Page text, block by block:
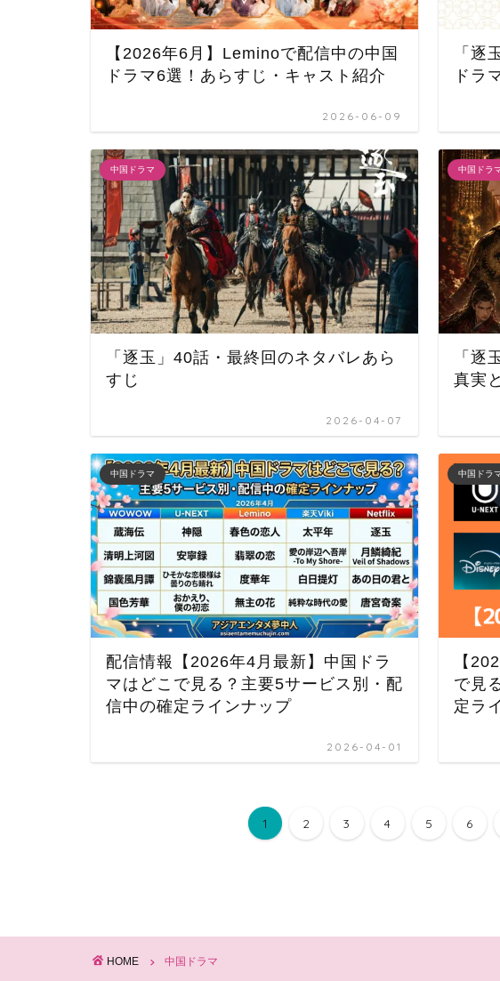
【2026年6月】Leminoで配信中の中国
ドラマ6選！あらすじ・キャスト紹介
2026-06-09
「逐
ドラ
中国ドラマ
「逐玉」40話・最終回のネタバレあら
すじ
2026-04-07
中国ドラ
「逐
真実
中国ドラマ
配信情報【2026年4月最新】中国ドラ
マはどこで見る？主要5サービス別・配
信中の確定ラインナップ
2026-04-01
中国ドラ
【
で見
定ラ
1 2 3 4 5 6
HOME 中国ドラマ